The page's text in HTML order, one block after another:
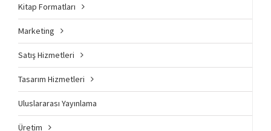
Kitap Formatları
Marketing
Satış Hizmetleri
Tasarım Hizmetleri
Uluslararası Yayınlama
Üretim